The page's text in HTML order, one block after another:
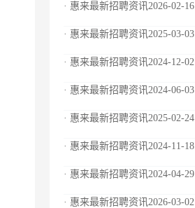
· 惠来最新招聘资讯2026-02-16
· 惠来最新招聘资讯2025-03-03
· 惠来最新招聘资讯2024-12-02
· 惠来最新招聘资讯2024-06-03
· 惠来最新招聘资讯2025-02-24
· 惠来最新招聘资讯2024-11-18
· 惠来最新招聘资讯2024-04-29
· 惠来最新招聘资讯2026-03-02